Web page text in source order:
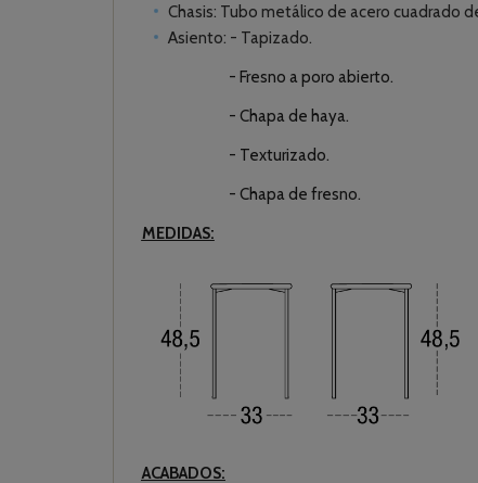
Chasis: Tubo metálico de acero cuadrado
Asiento: - Tapizado.
- Fresno a poro abierto.
- Chapa de haya.
- Texturizado.
- Chapa de fresno.
MEDIDAS:
ACABADOS: